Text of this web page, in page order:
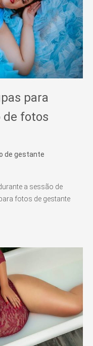
para
de fotos
de gestante
a sessão de
fotos de gestante